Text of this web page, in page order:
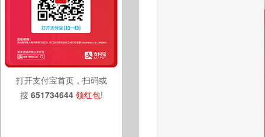
打开支付宝首页，扫码或
搜 651734644 领红包!